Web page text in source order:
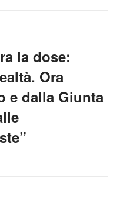
la dose:
Ora
e dalla Giunta